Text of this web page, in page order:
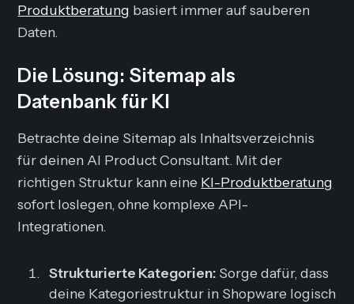
Produktberatung basiert immer auf sauberen
Daten.
Die Lösung: Sitemap als
Datenbank für KI
Betrachte deine Sitemap als Inhaltsverzeichnis
für deinen AI Product Consultant. Mit der
richtigen Struktur kann eine KI-Produktberatung
sofort loslegen, ohne komplexe API-
Integrationen.
Strukturierte Kategorien: Sorge dafür, dass
deine Kategoriestruktur in Shopware logisch